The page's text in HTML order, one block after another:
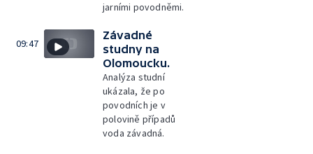
jarními povodněmi.
09:47
Závadné
studny na
Olomoucku.
Analýza studní
ukázala, že po
povodních je v
polovině případů
voda závadná.